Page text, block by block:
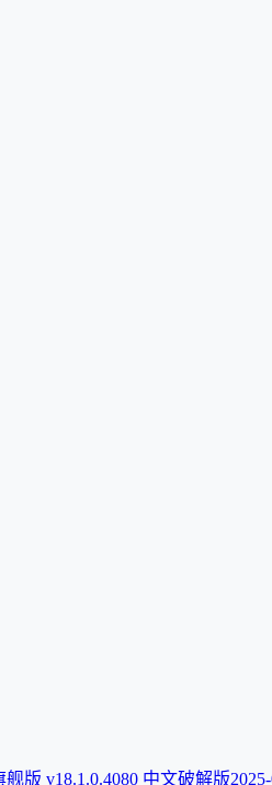
舰版 v18.1.0.4080 中文破解版